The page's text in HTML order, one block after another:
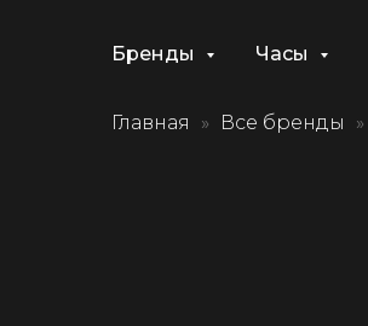
Бренды Часы
Главная Все бренды